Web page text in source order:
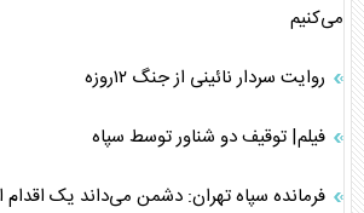
می‌کنیم
روایت سردار نائینی از جنگ ۱۲روزه
فیلم| توقیف دو شناور توسط سپاه
فرمانده سپاه تهران: دشمن می‌داند یک